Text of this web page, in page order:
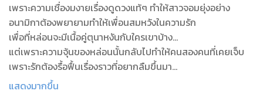
เพราะความเชื่องมงายเรื่องดูดวงแท้ๆ ทำให้สาวจอมยุ่งอย่าง
อนามิกาต้องพยายามทำให้เพื่อนสมหวังในความรัก
เพื่อที่หล่อนจะมีเนื้อคู่ตุนาหงันกับใครเขาบ้าง...
แต่เพราะความจุ้นของหล่อนนั้นกลับไปทำให้คนสองคนที่เคยเจ็บ
เพราะรักต้องรื้อฟื้นเรื่องราวที่อยากลืมขึ้นมา
ความหวังดีที่จะให้คนที่เคยคบกันกลับมารักกันนั้นกลับกลายเป็นว่า
แสดงมากขึ้น